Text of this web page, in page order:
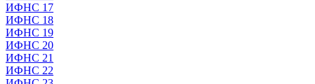
ИФНС 17
ИФНС 18
ИФНС 19
ИФНС 20
ИФНС 21
ИФНС 22